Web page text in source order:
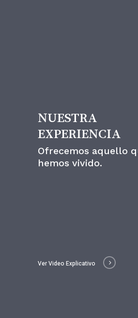
NUESTRA
EXPERIENCIA
Ofrecemos aquello
hemos vivido.
Ver Video Explicativo